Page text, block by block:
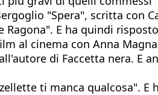
"Spera", scritta con
E ha quindi
al cinema con Anna
di Faccetta nera. E
ti manca qualcosa".